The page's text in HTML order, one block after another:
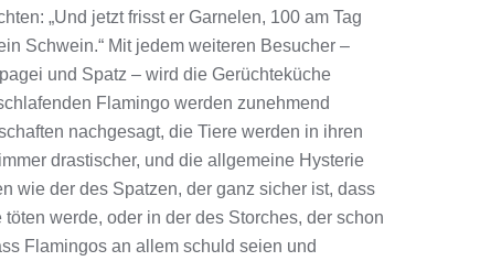
„Und jetzt frisst er Garnelen, 100 am Tag
Schwein.“ Mit jedem weiteren Besucher –
und Spatz – wird die Gerüchteküche
Flamingo werden zunehmend
nachgesagt, die Tiere werden in ihren
drastischer, und die allgemeine Hysterie
wie der des Spatzen, der ganz sicher ist, dass
werde, oder in der des Storches, der schon
Flamingos an allem schuld seien und